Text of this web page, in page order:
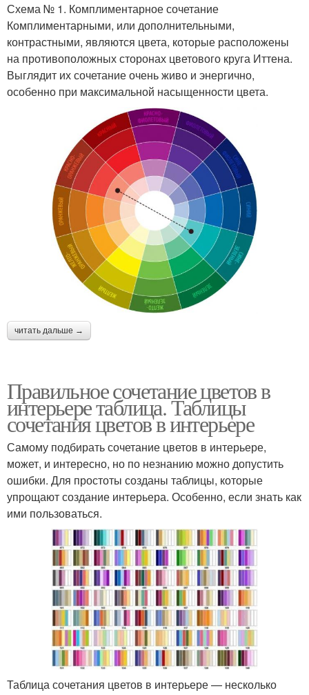
Схема № 1. Комплиментарное сочетание
Комплиментарными, или дополнительными,
контрастными, являются цвета, которые расположены
на противоположных сторонах цветового круга Иттена.
Выглядит их сочетание очень живо и энергично,
особенно при максимальной насыщенности цвета.
читать дальше →
Правильное сочетание цветов в
интерьере таблица. Таблицы
сочетания цветов в интерьере
Самому подбирать сочетание цветов в интерьере,
может, и интересно, но по незнанию можно допустить
ошибки. Для простоты созданы таблицы, которые
упрощают создание интерьера. Особенно, если знать как
ими пользоваться.
Таблица сочетания цветов в интерьере — несколько